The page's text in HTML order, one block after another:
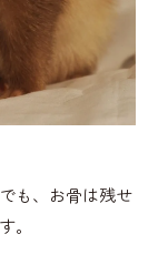
も、お骨は残せ
。